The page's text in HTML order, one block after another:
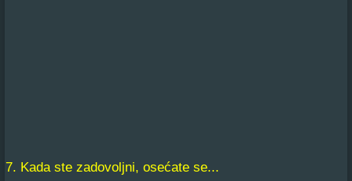
7. Kada ste zadovoljni, osećate se...